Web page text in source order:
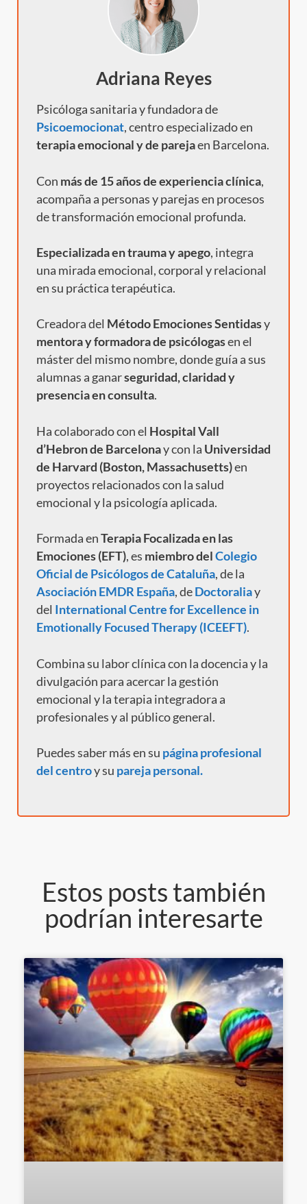
Adriana Reyes
Psicóloga sanitaria y fundadora de
Psicoemocionat, centro especializado en
terapia emocional y de parejaen Barcelona.
Con más de 15 años de experiencia clínica,
acompaña a personas y parejas en procesos
de transformación emocional profunda.
Especializada en trauma y apego, integra
una mirada emocional, corporal y relacional
en su práctica terapéutica.
Creadora del Método Emociones Sentidasy
mentora y formadora de psicólogasen el
máster del mismo nombre, donde guía a sus
alumnas a ganarseguridad, claridad y
presencia en consulta.
Ha colaborado con el Hospital Vall
d’Hebron de Barcelonay con la Universidad
de Harvard (Boston, Massachusetts)en
proyectos relacionados con la salud
emocional y la psicología aplicada.
Formada enTerapia Focalizada en las
Emociones (EFT), es miembro delColegio
Oficial de Psicólogos de Cataluña, de la
Asociación EMDR España, deDoctoraliay
del International Centre for Excellence in
Emotionally Focused Therapy (ICEEFT).
Combina su labor clínica con la docencia y la
divulgación para acercar la gestión
emocional y la terapia integradora a
profesionales y al público general.
Puedes saber más en su página profesional
del centroysu pareja personal.
Estos posts también
podrían interesarte